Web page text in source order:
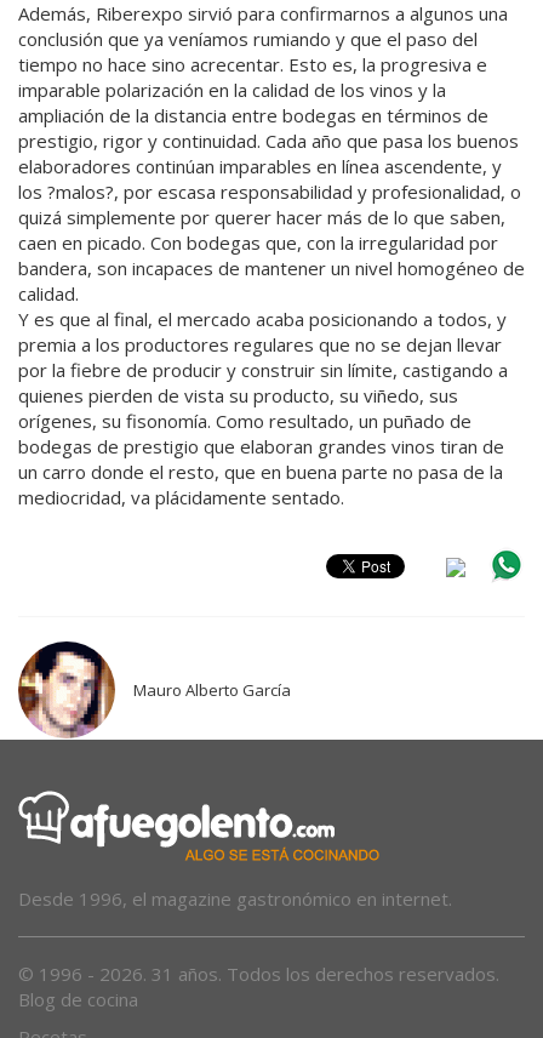
Además, Riberexpo sirvió para confirmarnos a algunos una
conclusión que ya veníamos rumiando y que el paso del
tiempo no hace sino acrecentar. Esto es, la progresiva e
imparable polarización en la calidad de los vinos y la
ampliación de la distancia entre bodegas en términos de
prestigio, rigor y continuidad. Cada año que pasa los buenos
elaboradores continúan imparables en línea ascendente, y
los ?malos?, por escasa responsabilidad y profesionalidad, o
quizá simplemente por querer hacer más de lo que saben,
caen en picado. Con bodegas que, con la irregularidad por
bandera, son incapaces de mantener un nivel homogéneo de
calidad.
Y es que al final, el mercado acaba posicionando a todos, y
premia a los productores regulares que no se dejan llevar
por la fiebre de producir y construir sin límite, castigando a
quienes pierden de vista su producto, su viñedo, sus
orígenes, su fisonomía. Como resultado, un puñado de
bodegas de prestigio que elaboran grandes vinos tiran de
un carro donde el resto, que en buena parte no pasa de la
mediocridad, va plácidamente sentado.
Mauro Alberto García
Desde 1996, el magazine gastronómico en internet.
© 1996 - 2026. 31 años. Todos los derechos reservados.
Blog de cocina